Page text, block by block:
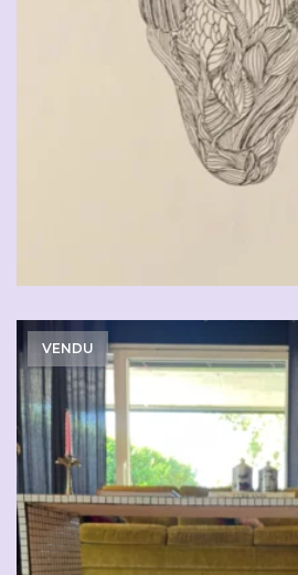
VENDU